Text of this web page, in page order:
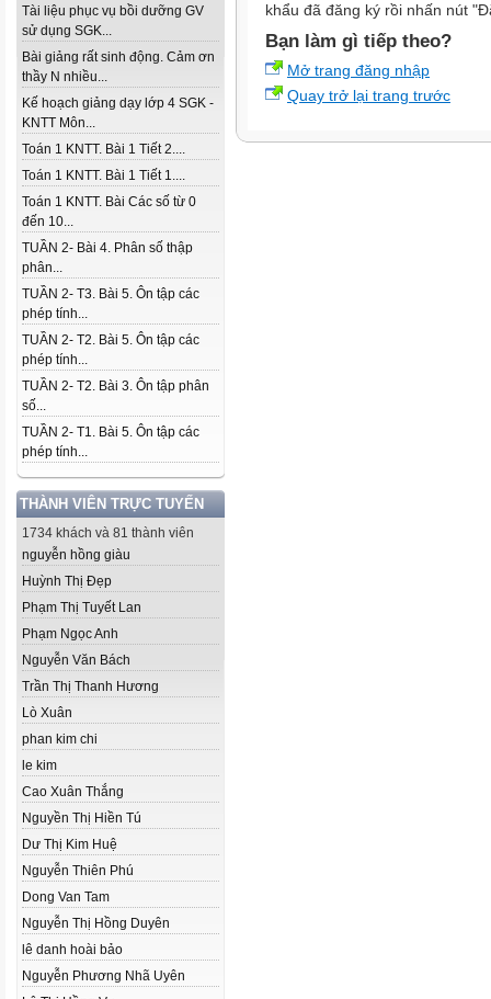
Tài liệu phục vụ bồi dưỡng GV
sử dụng SGK...
Bài giảng rất sinh động. Cảm ơn
thầy N nhiều...
Kế hoạch giảng dạy lớp 4 SGK -
KNTT Môn...
Toán 1 KNTT. Bài 1 Tiết 2....
Toán 1 KNTT. Bài 1 Tiết 1....
Toán 1 KNTT. Bài Các số từ 0
đến 10...
TUẦN 2- Bài 4. Phân số thập
phân...
TUẦN 2- T3. Bài 5. Ôn tập các
phép tính...
TUẦN 2- T2. Bài 5. Ôn tập các
phép tính...
TUẦN 2- T2. Bài 3. Ôn tập phân
số...
TUẦN 2- T1. Bài 5. Ôn tập các
phép tính...
THÀNH VIÊN TRỰC TUYẾN
1734 khách và 81 thành viên
nguyễn hồng giàu
Huỳnh Thị Đẹp
Phạm Thị Tuyết Lan
Phạm Ngọc Anh
Nguyễn Văn Bách
Trần Thị Thanh Hương
Lò Xuân
phan kim chi
le kim
Cao Xuân Thắng
Nguyền Thị Hiền Tú
Dư Thị Kim Huệ
Nguyễn Thiên Phú
Dong Van Tam
Nguyễn Thị Hồng Duyên
lê danh hoài bảo
Nguyễn Phương Nhã Uyên
khẩu đã đăng ký rồi nhấn nút
Bạn làm gì tiếp theo?
Mở trang đăng nhập
Quay trở lại trang trước